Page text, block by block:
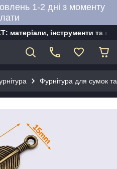
1-2 дні з моменту
інструменти та
Фурнітура для сумок